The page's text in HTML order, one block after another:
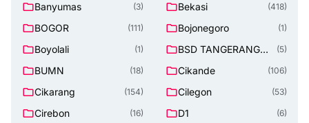
Banyumas (3) Bekasi (418)
BOGOR (111) Bojonegoro (1)
Boyolali (1)
BSD TANGERANG
(5)
BUMN (18) Cikande (106)
Cikarang (154) Cilegon (53)
Cirebon (16) D1 (6)